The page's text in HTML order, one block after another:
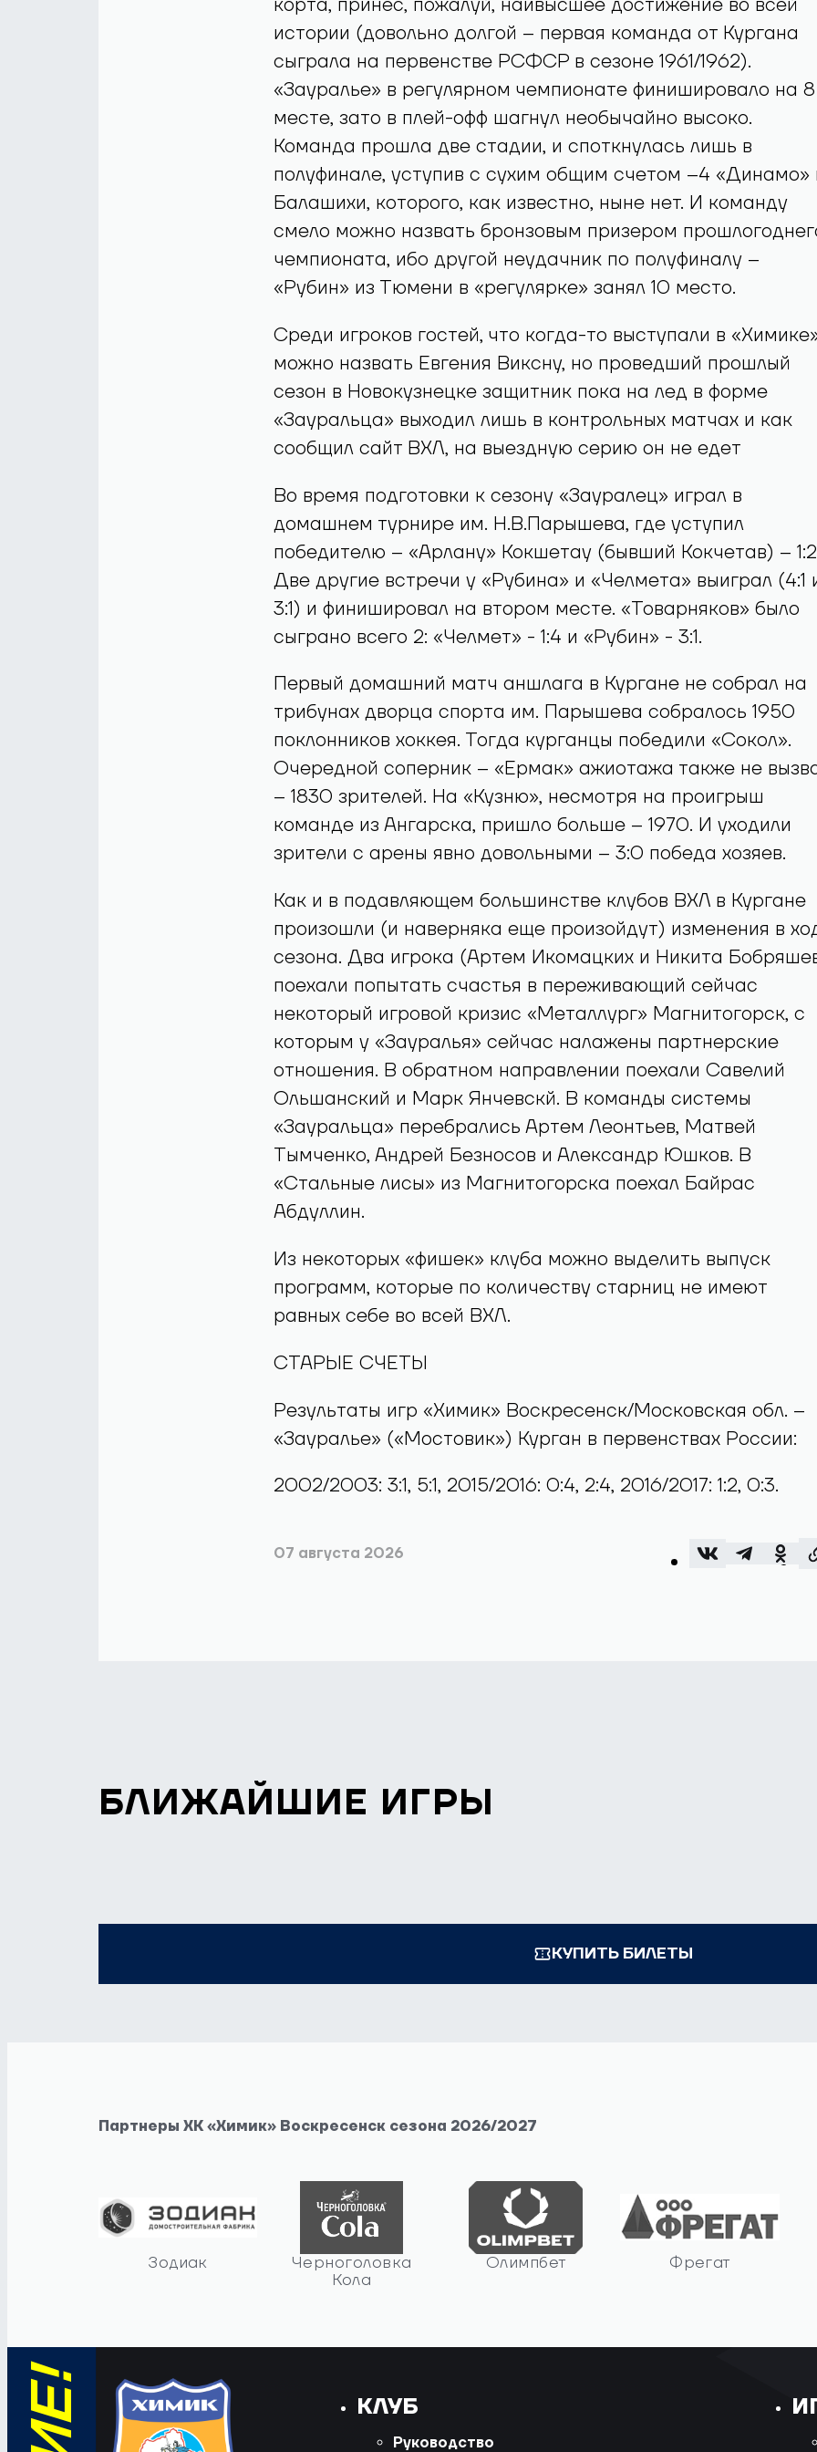
корта, принес, пожалуй, наивысшее достижение во всей
истории (довольно долгой – первая команда от Кургана
сыграла на первенстве РСФСР в сезоне 1961/1962).
«Зауралье» в регулярном чемпионате финишировало на 8
месте, зато в плей-офф шагнул необычайно высоко.
Команда прошла две стадии, и споткнулась лишь в
полуфинале, уступив с сухим общим счетом –4 «Динамо»
Балашихи, которого, как известно, ныне нет. И команду
смело можно назвать бронзовым призером
чемпионата, ибо другой неудачник по полуфиналу –
«Рубин» из Тюмени в «регулярке» занял 10 место.
Среди игроков гостей, что когда-то выступали в
можно назвать Евгения Виксну, но проведший прошлый
сезон в Новокузнецке защитник пока на лед в форме
«Зауральца» выходил лишь в контрольных матчах и как
сообщил сайт ВХЛ, на выездную серию он не едет
Во время подготовки к сезону «Зауралец» играл в
домашнем турнире им. Н.В.Парышева, где уступил
победителю – «Арлану» Кокшетау (бывший Кокчетав) –
Две другие встречи у «Рубина» и «Челмета» выиграл (4:1
3:1) и финишировал на втором месте. «Товарняков» было
сыграно всего 2: «Челмет» - 1:4 и «Рубин» - 3:1.
Первый домашний матч аншлага в Кургане не собрал на
трибунах дворца спорта им. Парышева собралось 1950
поклонников хоккея. Тогда курганцы победили «Сокол».
Очередной соперник – «Ермак» ажиотажа также не
– 1830 зрителей. На «Кузню», несмотря на проигрыш
команде из Ангарска, пришло больше – 1970. И уходили
зрители с арены явно довольными – 3:0 победа хозяев.
Как и в подавляющем большинстве клубов ВХЛ в Кургане
произошли (и наверняка еще произойдут) изменения в
сезона. Два игрока (Артем Икомацких и Никита
поехали попытать счастья в переживающий сейчас
некоторый игровой кризис «Металлург» Магнитогорск, с
которым у «Зауралья» сейчас налажены партнерские
отношения. В обратном направлении поехали Савелий
Ольшанский и Марк Янчевскй. В команды системы
«Зауральца» перебрались Артем Леонтьев, Матвей
Тымченко, Андрей Безносов и Александр Юшков. В
«Стальные лисы» из Магнитогорска поехал Байрас
Абдуллин.
Из некоторых «фишек» клуба можно выделить выпуск
программ, которые по количеству старниц не имеют
равных себе во всей ВХЛ.
СТАРЫЕ СЧЕТЫ
Результаты игр «Химик» Воскресенск/Московская обл. –
«Зауралье» («Мостовик») Курган в первенствах России:
2002/2003: 3:1, 5:1, 2015/2016: 0:4, 2:4, 2016/2017: 1:2, 0:3.
07 августа 2026
БЛИЖАЙШИЕ ИГРЫ
КУПИТЬ БИЛЕТЫ
Партнеры ХК «Химик» Воскресенск сезона 2026/2027
Зодиак
Черноголовка
Кола
Олимпбет Фрегат
КЛУБ
Руководство